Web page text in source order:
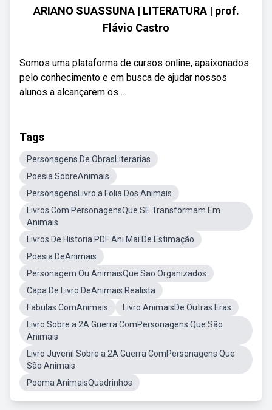
ARIANO SUASSUNA | LITERATURA | prof.
Flávio Castro
Somos uma plataforma de cursos online, apaixonados
pelo conhecimento e em busca de ajudar nossos
alunos a alcançarem os ...
Tags
Personagens De ObrasLiterarias
Poesia SobreAnimais
PersonagensLivro a Folia Dos Animais
Livros Com PersonagensQue SE Transformam Em
Animais
Livros De Historia PDF Ani Mai De Estimação
Poesia DeAnimais
Personagem Ou AnimaisQue Sao Organizados
Capa De Livro DeAnimais Realista
Fabulas ComAnimais
Livro AnimaisDe Outras Eras
Livro Sobre a 2A Guerra ComPersonagens Que São
Animais
Livro Juvenil Sobre a 2A Guerra ComPersonagens Que
São Animais
Poema AnimaisQuadrinhos